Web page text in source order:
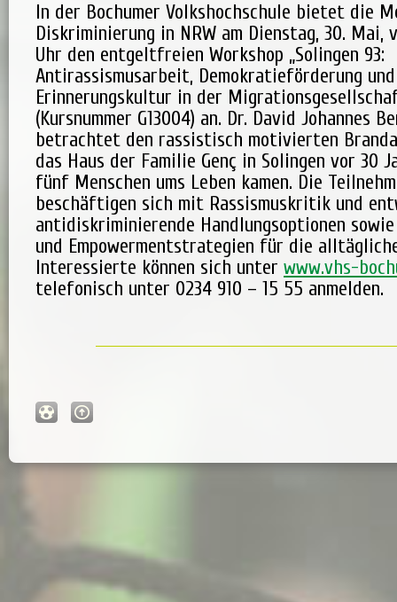
In der Bochumer Volkshochschule bietet die
Diskriminierung in NRW am Dienstag, 30. Mai,
Uhr den entgeltfreien Workshop „Solingen 93:
Antirassismusarbeit, Demokratieförderung und
Erinnerungskultur in der
(Kursnummer G13004) an. Dr. David Johannes
betrachtet den rassistisch motivierten
das Haus der Familie Genç in Solingen vor 30
fünf Menschen ums Leben kamen. Die
beschäftigen sich mit Rassismuskritik und
antidiskriminierende Handlungsoptionen
und Empowermentstrategien für die
Interessierte können sich unter www.vhs-
telefonisch unter 0234 910 – 15 55 anmelden.